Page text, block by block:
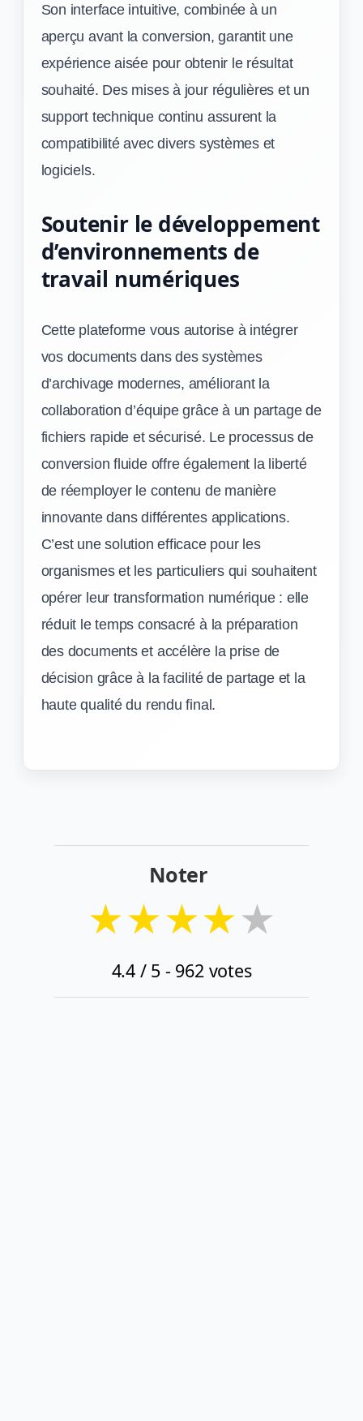
Son interface intuitive, combinée à un
aperçu avant la conversion, garantit une
expérience aisée pour obtenir le résultat
souhaité. Des mises à jour régulières et un
support technique continu assurent la
compatibilité avec divers systèmes et
logiciels.
Soutenir le développement
d’environnements de
travail numériques
Cette plateforme vous autorise à intégrer
vos documents dans des systèmes
d’archivage modernes, améliorant la
collaboration d’équipe grâce à un partage de
fichiers rapide et sécurisé. Le processus de
conversion fluide offre également la liberté
de réemployer le contenu de manière
innovante dans différentes applications.
C’est une solution efficace pour les
organismes et les particuliers qui souhaitent
opérer leur transformation numérique : elle
réduit le temps consacré à la préparation
des documents et accélère la prise de
décision grâce à la facilité de partage et la
haute qualité du rendu final.
Noter
★★★★★
4.4/ 5 - 962 votes